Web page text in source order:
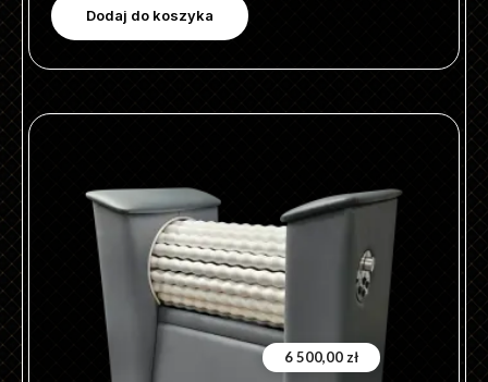
Dodaj do koszyka
6 500,00zł